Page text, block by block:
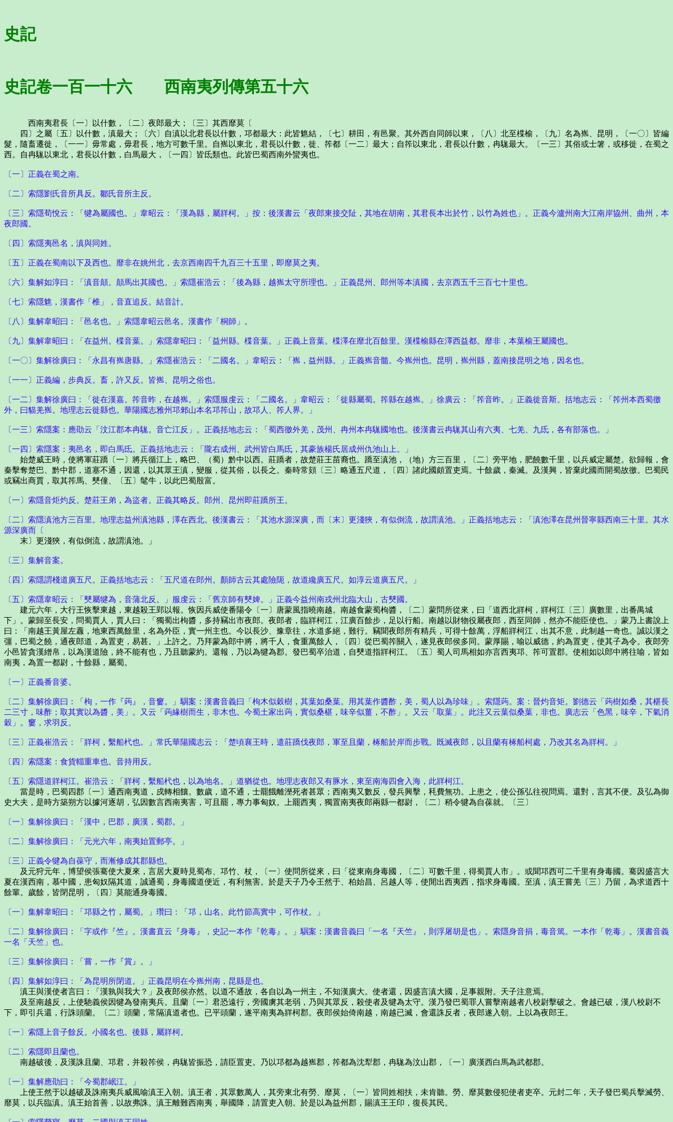
史記
史記卷一百一十六 西南夷列傳第五十六
西南夷君長〔一〕以什數，〔二〕夜郎最大；〔三〕其西靡莫〔
四〕之屬〔五〕以什數，滇最大；〔六〕自滇以北君長以什數，邛都最大：此皆魋結，〔七〕耕田，有邑聚。其外西自同師以東，〔八〕北至楪榆，〔九〕名為嶲、昆明，〔一〇〕皆編
髮，隨畜遷徙，〔一一〕毋常處，毋君長，地方可數千里。自嶲以東北，君長以什數，徙、筰都〔一二〕最大；自筰以東北，君長以什數，冉駹最大。〔一三〕其俗或士箸，或移徙，在蜀之
西。自冉駹以東北，君長以什數，白馬最大，〔一四〕皆氐類也。此皆巴蜀西南外蠻夷也。
〔一〕正義在蜀之南。
〔二〕索隱劉氏音所具反。鄒氏音所主反。
〔三〕索隱荀悅云：「犍為屬國也。」韋昭云：「漢為縣，屬牂柯。」按：後漢書云「夜郎東接交阯，其地在胡南，其君長本出於竹，以竹為姓也」。正義今瀘州南大江南岸協州、曲州，本
夜郎國。
〔四〕索隱夷邑名，滇與同姓。
〔五〕正義在蜀南以下及西也。靡非在姚州北，去京西南四千九百三十五里，即靡莫之夷。
〔六〕集解如淳曰：「滇音顛。顛馬出其國也。」索隱崔浩云：「後為縣，越嶲太守所理也。」正義昆州、郎州等本滇國，去京西五千三百七十里也。
〔七〕索隱魋，漢書作「椎」，音直追反。結音計。
〔八〕集解韋昭曰：「邑名也。」索隱韋昭云邑名。漢書作「桐師」。
〔九〕集解韋昭曰：「在益州。楪音葉。」索隱韋昭曰：「益州縣。楪音葉。」正義上音葉。楪澤在靡北百餘里。漢楪榆縣在澤西益都。靡非，本葉榆王屬國也。
〔一〇〕集解徐廣曰：「永昌有嶲唐縣。」索隱崔浩云：「二國名。」韋昭云：「嶲，益州縣。」正義嶲音髓。今嶲州也。昆明，嶲州縣，蓋南接昆明之地，因名也。
〔一一〕正義編，步典反。畜，許又反。皆嶲、昆明之俗也。
〔一二〕集解徐廣曰：「徙在漢嘉。筰音昨，在越嶲。」索隱服虔云：「二國名。」韋昭云：「徙縣屬蜀。筰縣在越嶲。」徐廣云：「筰音昨。」正義徙音斯。括地志云：「筰州本西蜀徼
外，曰貓羌嶲。地理志云徙縣也。華陽國志雅州邛郲山本名邛筰山，故邛人、筰人界。」
〔一三〕索隱案：應劭云「汶江郡本冉駹。音亡江反」。正義括地志云：「蜀西徼外羌，茂州、冉州本冉駹國地也。後漢書云冉駹其山有六夷、七羌、九氐，各有部落也。」
〔一四〕索隱案：夷邑名，即白馬氐。正義括地志云：「隴右成州、武州皆白馬氐，其豪族楊氏居成州仇池山上。」
始楚威王時，使將軍莊蹻〔一〕將兵循江上，略巴、（蜀）黔中以西。莊蹻者，故楚莊王苗裔也。蹻至滇池，（地）方三百里，〔二〕旁平地，肥饒數千里，以兵威定屬楚。欲歸報，會
秦擊奪楚巴、黔中郡，道塞不通，因還，以其眾王滇，變服，從其俗，以長之。秦時常頞〔三〕略通五尺道，〔四〕諸此國頗置吏焉。十餘歲，秦滅。及漢興，皆棄此國而開蜀故徼。巴蜀民
或竊出商賈，取其筰馬、僰僮、〔五〕髦牛，以此巴蜀殷富。
〔一〕索隱音炬灼反。楚莊王弟，為盜者。正義其略反。郎州、昆州即莊蹻所王。
〔二〕索隱滇池方三百里。地理志益州滇池縣，澤在西北。後漢書云：「其池水源深廣，而〔末〕更淺狹，有似倒流，故謂滇池。」正義括地志云：「滇池澤在昆州晉寧縣西南三十里。其水
源深廣而〔
末〕更淺狹，有似倒流，故謂滇池。」
〔三〕集解音案。
〔四〕索隱謂棧道廣五尺。正義括地志云：「五尺道在郎州。顏師古云其處險阨，故道纔廣五尺。如淳云道廣五尺。」
〔五〕索隱韋昭云：「僰屬犍為，音蒲北反。」服虔云：「舊京師有僰婢。」正義今益州南戎州北臨大山，古僰國。
建元六年，大行王恢擊東越，東越殺王郢以報。恢因兵威使番陽令〔一〕唐蒙風指曉南越。南越食蒙蜀枸醬，〔二〕蒙問所從來，曰「道西北牂柯，牂柯江〔三〕廣數里，出番禺城
下」。蒙歸至長安，問蜀賈人，賈人曰：「獨蜀出枸醬，多持竊出市夜郎。夜郎者，臨牂柯江，江廣百餘步，足以行船。南越以財物役屬夜郎，西至同師，然亦不能臣使也。」蒙乃上書說上
曰：「南越王黃屋左纛，地東西萬餘里，名為外臣，實一州主也。今以長沙、豫章往，水道多絕，難行。竊聞夜郎所有精兵，可得十餘萬，浮船牂柯江，出其不意，此制越一奇也。誠以漢之
彊，巴蜀之饒，通夜郎道，為置吏，易甚。」上許之。乃拜蒙為郎中將，將千人，食重萬餘人，〔四〕從巴蜀筰關入，遂見夜郎侯多同。蒙厚賜，喻以威德，約為置吏，使其子為令。夜郎旁
小邑皆貪漢繒帛，以為漢道險，終不能有也，乃且聽蒙約。還報，乃以為犍為郡。發巴蜀卒治道，自僰道指牂柯江。〔五〕蜀人司馬相如亦言西夷邛、筰可置郡。使相如以郎中將往喻，皆如
南夷，為置一都尉，十餘縣，屬蜀。
〔一〕正義番音婆。
〔二〕集解徐廣曰：「枸，一作『蒟』，音窶。」駰案：漢書音義曰「枸木似穀樹，其葉如桑葉。用其葉作醬酢，美，蜀人以為珍味」。索隱蒟。案：晉灼音矩。劉德云「蒟樹如桑，其椹長
二三寸，味酢；取其實以為醬，美」。又云「蒟緣樹而生，非木也。今蜀土家出蒟，實似桑椹，味辛似薑，不酢」。又云「取葉」。此注又云葉似桑葉，非也。廣志云「色黑，味辛，下氣消
穀」。窶，求羽反。
〔三〕正義崔浩云：「牂柯，繫船杙也。」常氏華陽國志云：「楚頃襄王時，遣莊蹻伐夜郎，軍至且蘭，椓船於岸而步戰。既滅夜郎，以且蘭有椓船柯處，乃改其名為牂柯。」
〔四〕索隱案：食貨輜重車也。音持用反。
〔五〕索隱道牂柯江。崔浩云：「牂柯，繫船杙也，以為地名。」道猶從也。地理志夜郎又有豚水，東至南海四會入海，此牂柯江。
當是時，巴蜀四郡〔一〕通西南夷道，戍轉相饟。數歲，道不通，士罷餓離溼死者甚眾；西南夷又數反，發兵興擊，秏費無功。上患之，使公孫弘往視問焉。還對，言其不便。及弘為御
史大夫，是時方築朔方以據河逐胡，弘因數言西南夷害，可且罷，專力事匈奴。上罷西夷，獨置南夷夜郎兩縣一都尉，〔二〕稍令犍為自葆就。〔三〕
〔一〕集解徐廣曰：「漢中，巴郡，廣漢，蜀郡。」
〔二〕集解徐廣曰：「元光六年，南夷始置郵亭。」
〔三〕正義令犍為自葆守，而漸修成其郡縣也。
及元狩元年，博望侯張騫使大夏來，言居大夏時見蜀布、邛竹、杖，〔一〕使問所從來，曰「從東南身毒國，〔二〕可數千里，得蜀賈人市」。或聞邛西可二千里有身毒國。騫因盛言大
夏在漢西南，慕中國，患匈奴隔其道，誠通蜀，身毒國道便近，有利無害。於是天子乃令王然于、柏始昌、呂越人等，使閒出西夷西，指求身毒國。至滇，滇王嘗羌〔三〕乃留，為求道西十
餘輩。歲餘，皆閉昆明，〔四〕莫能通身毒國。
〔一〕集解韋昭曰：「邛縣之竹，屬蜀。」瓚曰：「邛，山名。此竹節高實中，可作杖。」
〔二〕集解徐廣曰：「字或作『竺』。漢書直云『身毒』，史記一本作『乾毒』。」駰案：漢書音義曰「一名『天竺』，則浮屠胡是也」。索隱身音捐，毒音篤。一本作「乾毒」。漢書音義
一名「天竺」也。
〔三〕集解徐廣曰：「嘗，一作『賞』。」
〔四〕集解如淳曰：「為昆明所閉道。」正義昆明在今嶲州南，昆縣是也。
滇王與漢使者言曰：「漢孰與我大？」及夜郎侯亦然。以道不通故，各自以為一州主，不知漢廣大。使者還，因盛言滇大國，足事親附。天子注意焉。
及至南越反，上使馳義侯因犍為發南夷兵。且蘭〔一〕君恐遠行，旁國虜其老弱，乃與其眾反，殺使者及犍為太守。漢乃發巴蜀罪人嘗擊南越者八校尉擊破之。會越已破，漢八校尉不
下，即引兵還，行誅頭蘭。〔二〕頭蘭，常隔滇道者也。已平頭蘭，遂平南夷為牂柯郡。夜郎侯始倚南越，南越已滅，會還誅反者，夜郎遂入朝。上以為夜郎王。
〔一〕索隱上音子餘反。小國名也。後縣，屬牂柯。
〔二〕索隱即且蘭也。
南越破後，及漢誅且蘭、邛君，并殺筰侯，冉駹皆振恐，請臣置吏。乃以邛都為越嶲郡，筰都為沈犁郡，冉駹為汶山郡，〔一〕廣漢西白馬為武都郡。
〔一〕集解應劭曰：「今蜀郡岷江。」
上使王然于以越破及誅南夷兵威風喻滇王入朝。滇王者，其眾數萬人，其旁東北有勞、靡莫，〔一〕皆同姓相扶，未肯聽。勞、靡莫數侵犯使者吏卒。元封二年，天子發巴蜀兵擊滅勞、
靡莫，以兵臨滇。滇王始首善，以故弗誅。滇王離難西南夷，舉國降，請置吏入朝。於是以為益州郡，賜滇王王印，復長其民。